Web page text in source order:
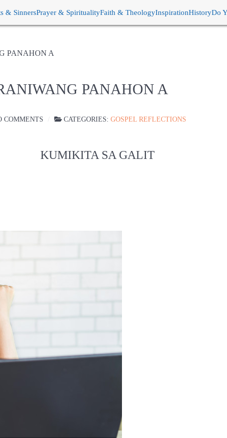
& SinnersPrayer & SpiritualityFaith & TheologyInspirationHistoryDo
PANAHON A
PANAHON A
COMMENTS CATEGORIES: GOSPEL REFLECTIONS
KUMIKITA SA GALIT